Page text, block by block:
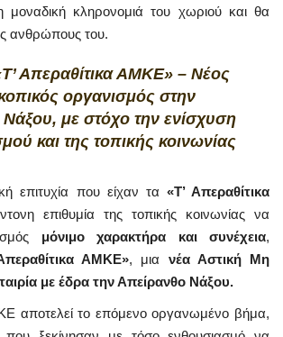
μοναδική κληρονομιά του χωριού και θα
ανθρώπους του.
Απεραθίτικα ΑΜΚΕ» – Νέος
οργανισμός στην
με στόχο την ενίσχυση
και της τοπικής κοινωνίας
επιτυχία που είχαν τα «Τ’ Απεραθίτικα
επιθυμία της τοπικής κοινωνίας να
μόνιμο χαρακτήρα και συνέχεια,
ΑΜΚΕ», μια νέα Αστική Μη
με έδρα την Απείρανθο Νάξου.
αποτελεί το επόμενο οργανωμένο βήμα,